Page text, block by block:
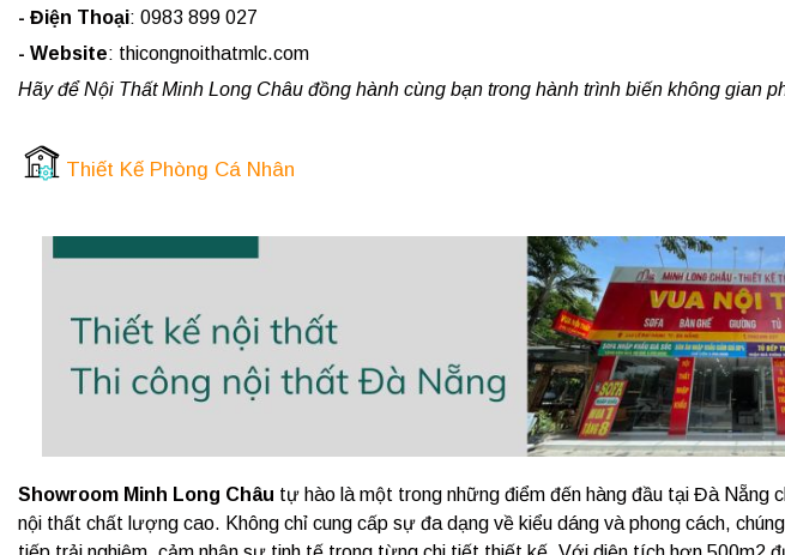
- Điện Thoại: 0983 899 027
- Website: thicongnoithatmlc.com
Hãy để Nội Thất Minh Long Châu đồng hành cùng bạn trong hành trình biến không gian
Thiết Kế Phòng Cá Nhân
Showroom Minh Long Châu tự hào là một trong những điểm đến hàng đầu tại Đà Nẵng
nội thất chất lượng cao. Không chỉ cung cấp sự đa dạng về kiểu dáng và phong cách,